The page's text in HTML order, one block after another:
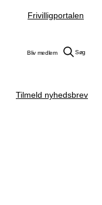
Frivilligportalen
Bliv medlem Søg
Tilmeld nyhedsbrev